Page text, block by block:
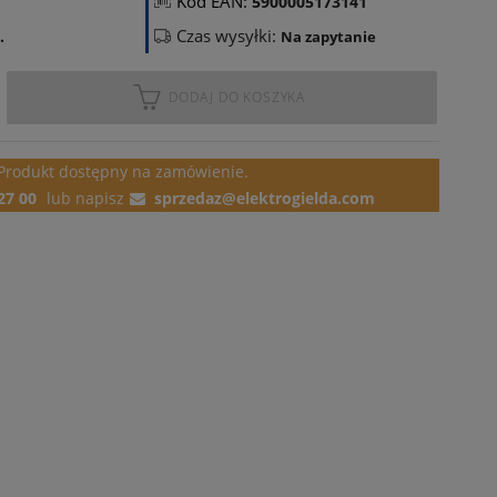
Czas wysyłki: Na zapytanie
DODAJ DO KOSZYKA
dostępny na zamówienie.
00 lub napisz sprzedaz@elektrogielda.com